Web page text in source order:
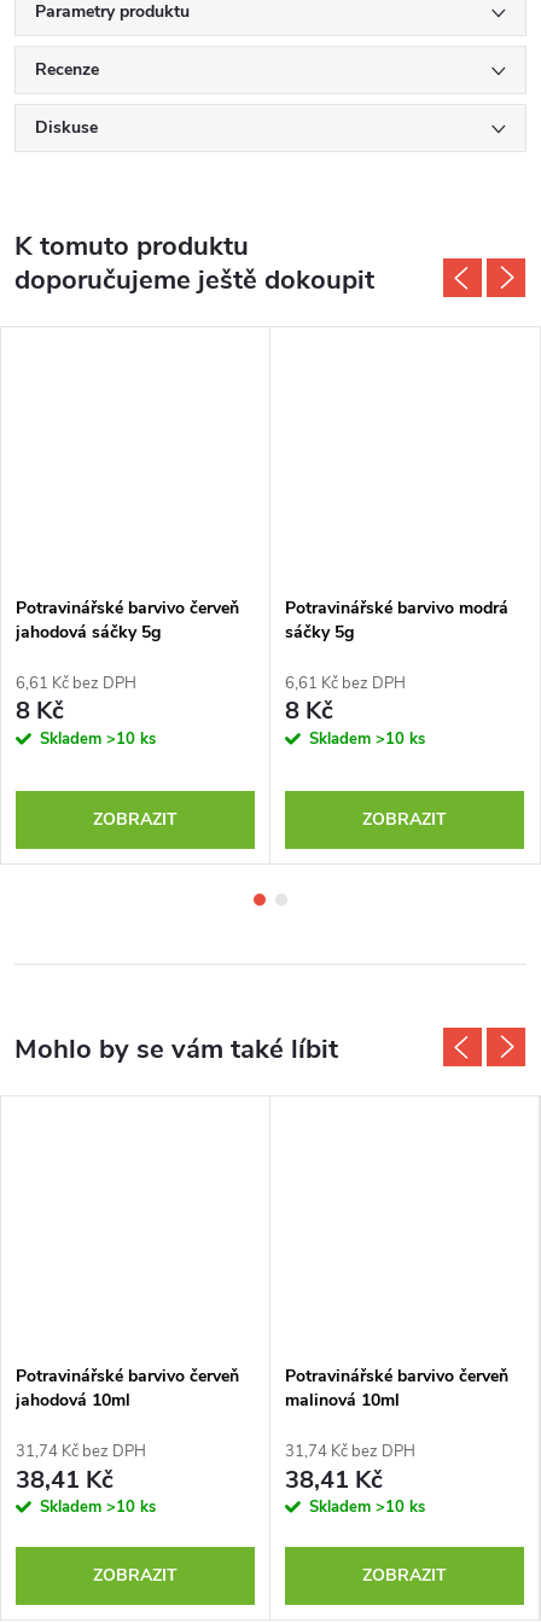
Parametry produktu
Recenze
Diskuse
K tomuto produktu
doporučujeme ještě dokoupit
Potravinářské barvivo červeň
jahodová sáčky 5g
6,61 Kč bez DPH
8 Kč
Skladem >10 ks
ZOBRAZIT
Potravinářské barvivo modrá
sáčky 5g
6,61 Kč bez DPH
8 Kč
Skladem >10 ks
ZOBRAZIT
Potravinářské barvivo červeň
jahodová 10ml
31,74 Kč bez DPH
38,41 Kč
Skladem >10 ks
ZOBRAZIT
Potravinářské barvivo červeň
malinová 10ml
31,74 Kč bez DPH
38,41 Kč
Skladem >10 ks
ZOBRAZIT